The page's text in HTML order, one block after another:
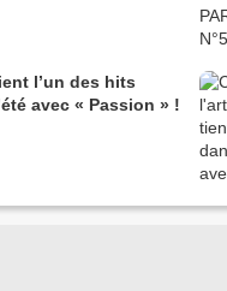
l’un des hits
avec « Passion » !